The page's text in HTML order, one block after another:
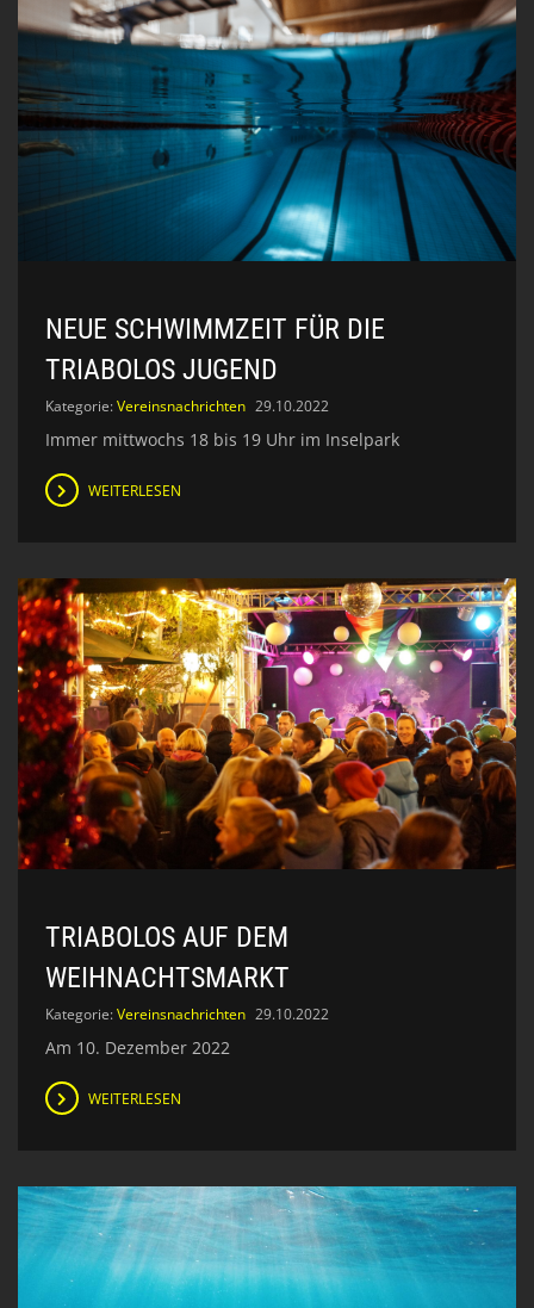
NEUE SCHWIMMZEIT FÜR DIE
TRIABOLOS JUGEND
Kategorie:Vereinsnachrichten 29.10.2022
Immer mittwochs 18 bis 19 Uhr im Inselpark
WEITERLESEN
TRIABOLOS AUF DEM
WEIHNACHTSMARKT
Kategorie:Vereinsnachrichten 29.10.2022
Am 10. Dezember 2022
WEITERLESEN